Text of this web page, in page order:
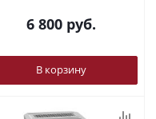
6 800руб.
В корзину